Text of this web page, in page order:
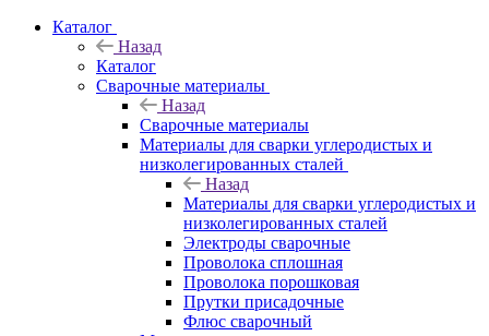
Каталог
Назад
Каталог
Сварочные материалы
Назад
Сварочные материалы
Материалы для сварки углеродистых и
низколегированных сталей
Назад
Материалы для сварки углеродистых и
низколегированных сталей
Электроды сварочные
Проволока сплошная
Проволока порошковая
Прутки присадочные
Флюс сварочный